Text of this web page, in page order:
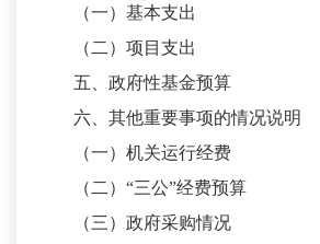
（一）基本支出
（二）项目支出
五、政府性基金预算
六、其他重要事项的情况说明
（一）机关运行经费
（二） “三公”经费预算
（三）政府采购情况